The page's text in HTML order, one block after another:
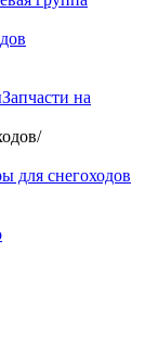
Запчасти на
/
для снегоходов